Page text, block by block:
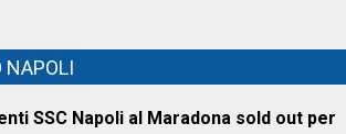
NAPOLI
SSC Napoli al Maradona sold out per